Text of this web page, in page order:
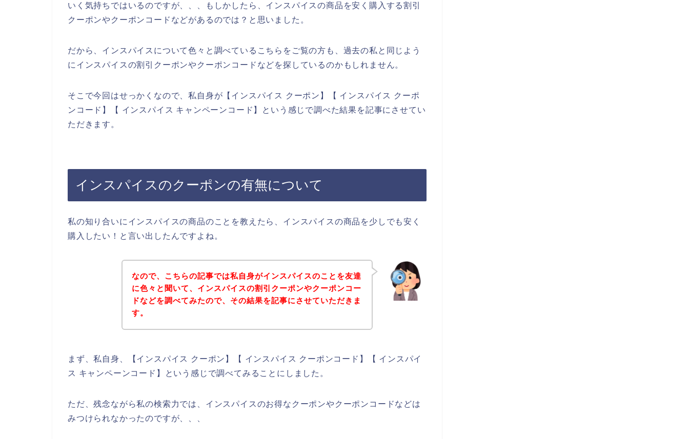
いく気持ちではいるのですが、、、もしかしたら、インスパイスの商品を安く購入する割引
クーポンやクーポンコードなどがあるのでは？と思いました。
だから、インスパイスについて色々と調べているこちらをご覧の方も、過去の私と同じよう
にインスパイスの割引クーポンやクーポンコードなどを探しているのかもしれません。
そこで今回はせっかくなので、私自身が【インスパイス クーポン】【 インスパイス クーポ
ンコード】【 インスパイス キャンペーンコード】という感じで調べた結果を記事にさせてい
ただきます。
インスパイスのクーポンの有無について
私の知り合いにインスパイスの商品のことを教えたら、インスパイスの商品を少しでも安く
購入したい！と言い出したんですよね。
なので、こちらの記事では私自身がインスパイスのことを友達
に色々と聞いて、インスパイスの割引クーポンやクーポンコー
ドなどを調べてみたので、その結果を記事にさせていただきま
す。
まず、私自身、【インスパイス クーポン】【 インスパイス クーポンコード】【 インスパイ
ス キャンペーンコード】という感じで調べてみることにしました。
ただ、残念ながら私の検索力では、インスパイスのお得なクーポンやクーポンコードなどは
みつけられなかったのですが、、、